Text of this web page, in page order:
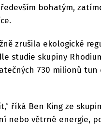
bohatým,
zrušila ekologické
studie skupiny
730 milionů tun
říká Ben King ze
nebo větrné energie,